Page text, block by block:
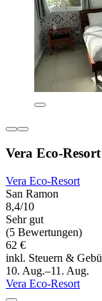
Vera Eco-Resort
Vera Eco-Resort
San Ramon
8,4/10
Sehr gut
(5 Bewertungen)
62 €
inkl. Steuern &
10. Aug.–11. Aug.
Vera Eco-Resort